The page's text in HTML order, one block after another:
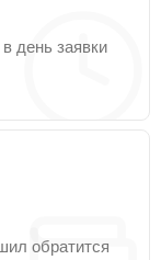
день заявки
обратится